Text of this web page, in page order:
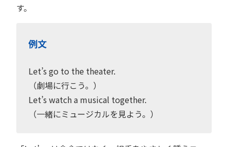
す。
例文
Let’s go to the theater.
（劇場に行こう。）
Let’s watch a musical together.
（一緒にミュージカルを見よう。）